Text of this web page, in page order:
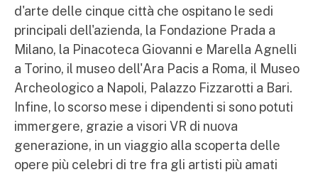
d'arte delle cinque città che ospitano le sedi
principali dell'azienda, la Fondazione Prada a
Milano, la Pinacoteca Giovanni e Marella Agnelli
a Torino, il museo dell'Ara Pacis a Roma, il Museo
Archeologico a Napoli, Palazzo Fizzarotti a Bari.
Infine, lo scorso mese i dipendenti si sono potuti
immergere, grazie a visori VR di nuova
generazione, in un viaggio alla scoperta delle
opere più celebri di tre fra gli artisti più amati